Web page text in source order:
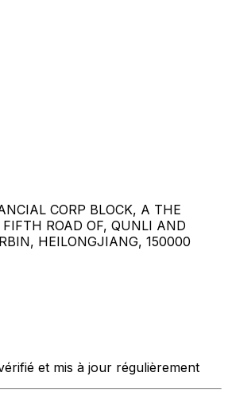
CORP BLOCK, A THE
ROAD OF, QUNLI AND
HEILONGJIANG, 150000
et mis à jour régulièrement